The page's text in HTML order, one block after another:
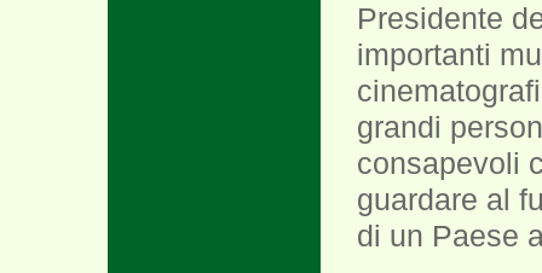
Presidente
importanti
grandi
consapevoli
guardare al
di un Paese